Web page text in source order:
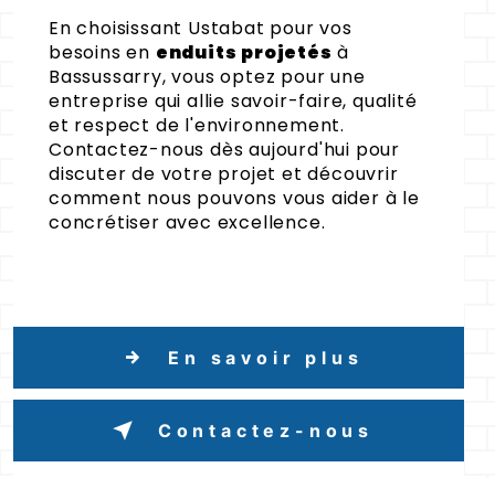
En choisissant Ustabat pour vos
besoins en enduits projetés à
Bassussarry, vous optez pour une
entreprise qui allie savoir-faire, qualité
et respect de l'environnement.
Contactez-nous dès aujourd'hui pour
discuter de votre projet et découvrir
comment nous pouvons vous aider à le
concrétiser avec excellence.
En savoir plus
Contactez-nous